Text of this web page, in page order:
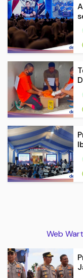
Web